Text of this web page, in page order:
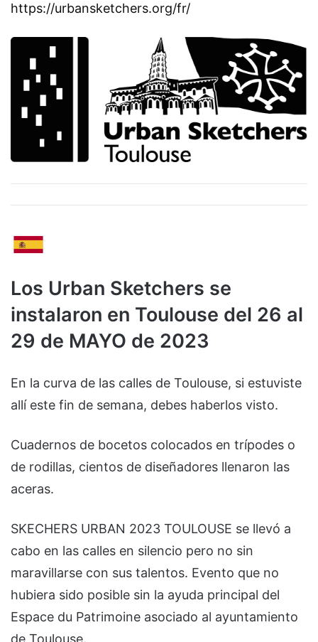
https://urbansketchers.org/fr/
Los Urban Sketchers se
instalaron en Toulouse del 26 al
29 de MAYO de 2023
En la curva de las calles de Toulouse, si estuviste
allí este fin de semana, debes haberlos visto.
Cuadernos de bocetos colocados en trípodes o
de rodillas, cientos de diseñadores llenaron las
aceras.
SKECHERS URBAN 2023 TOULOUSE se llevó a
cabo en las calles en silencio pero no sin
maravillarse con sus talentos. Evento que no
hubiera sido posible sin la ayuda principal del
Espace du Patrimoine asociado al ayuntamiento
de Toulouse.